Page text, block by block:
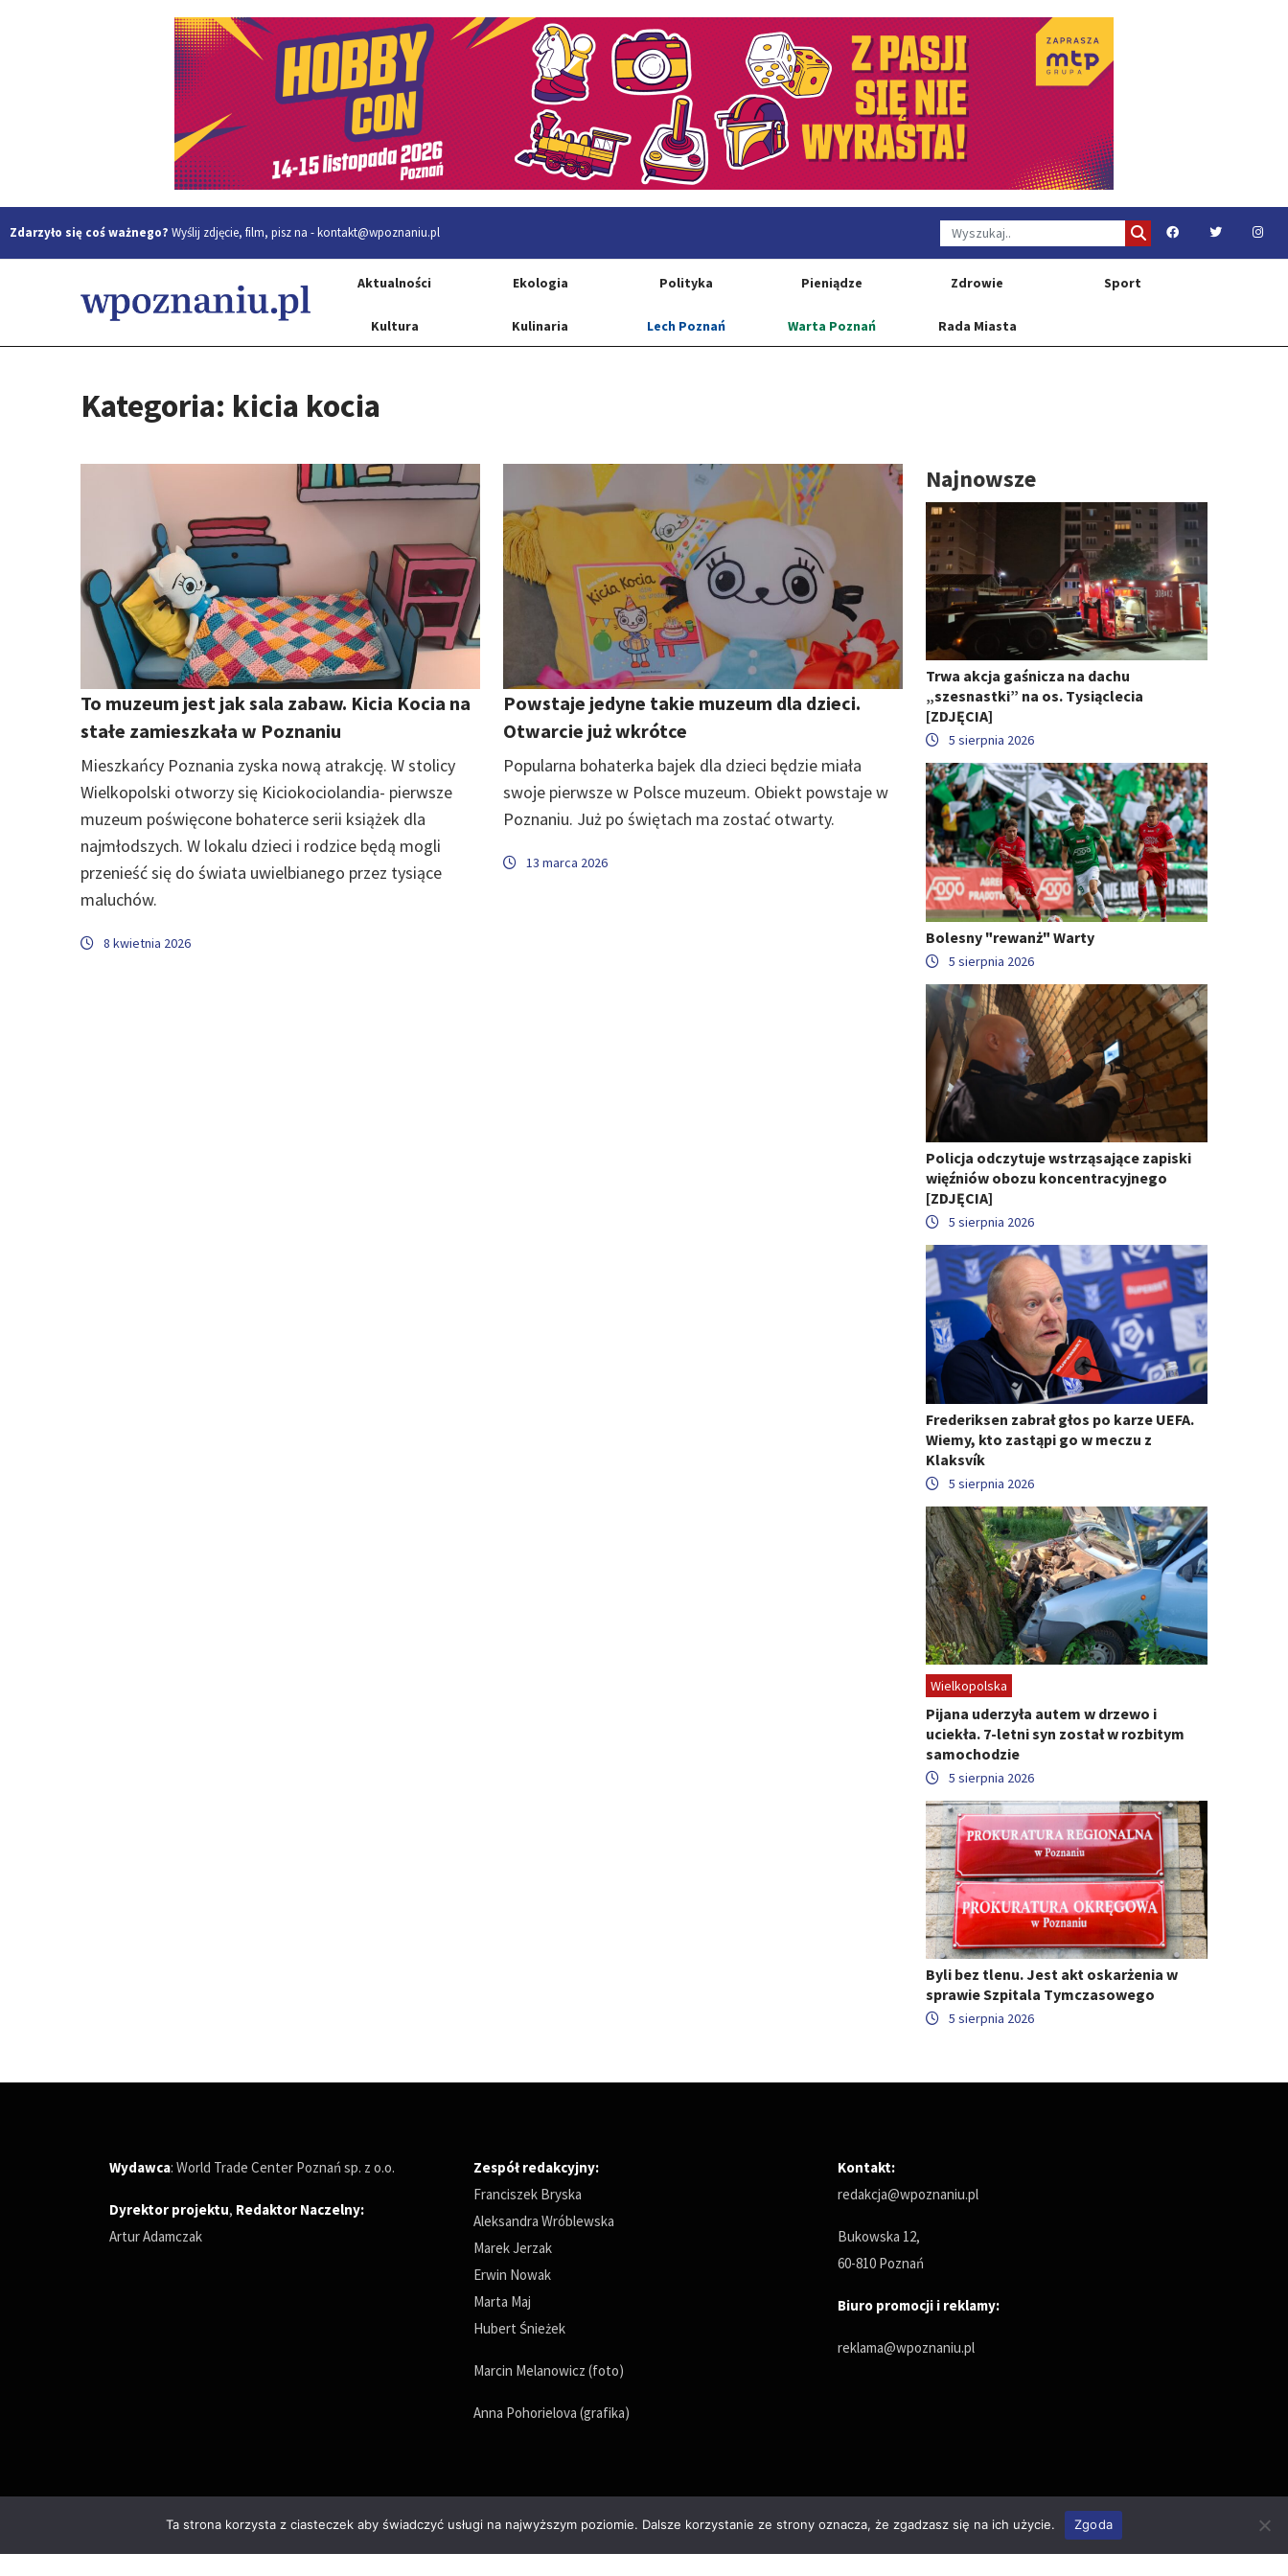
Zdarzyło się coś ważnego? Wyślij zdjęcie, film, pisz na -kontakt@wpoznaniu.pl
Aktualności Ekologia Polityka Pieniądze Zdrowie Sport
Kultura Kulinaria Lech Poznań Warta Poznań Rada Miasta
Kategoria: kicia kocia
To muzeum jest jak sala zabaw. Kicia Kocia na
stałe zamieszkała w Poznaniu
Mieszkańcy Poznania zyska nową atrakcję. W stolicy
Wielkopolski otworzy się Kiciokociolandia- pierwsze
muzeum poświęcone bohaterce serii książek dla
najmłodszych. W lokalu dzieci i rodzice będą mogli
przenieść się do świata uwielbianego przez tysiące
maluchów.
8 kwietnia 2026
Powstaje jedyne takie muzeum dla dzieci.
Otwarcie już wkrótce
Popularna bohaterka bajek dla dzieci będzie miała
swoje pierwsze w Polsce muzeum. Obiekt powstaje w
Poznaniu. Już po świętach ma zostać otwarty.
13 marca 2026
Najnowsze
Trwa akcja gaśnicza na dachu
„szesnastki” na os. Tysiąclecia
[ZDJĘCIA]
5 sierpnia 2026
Bolesny "rewanż" Warty
5 sierpnia 2026
Policja odczytuje wstrząsające zapiski
więźniów obozu koncentracyjnego
[ZDJĘCIA]
5 sierpnia 2026
Frederiksen zabrał głos po karze UEFA.
Wiemy, kto zastąpi go w meczu z
Klaksvík
5 sierpnia 2026
Wielkopolska
Pijana uderzyła autem w drzewo i
uciekła. 7-letni syn został w rozbitym
samochodzie
5 sierpnia 2026
Byli bez tlenu. Jest akt oskarżenia w
sprawie Szpitala Tymczasowego
5 sierpnia 2026
Wydawca: World Trade Center Poznań sp. z o.o.
Dyrektor projektu, Redaktor Naczelny:
Artur Adamczak
Zespół redakcyjny:
Franciszek Bryska
Aleksandra Wróblewska
Marek Jerzak
Erwin Nowak
Marta Maj
Hubert Śnieżek
Marcin Melanowicz (foto)
Anna Pohorielova (grafika)
Kontakt:
redakcja@wpoznaniu.pl
Bukowska 12,
60-810 Poznań
Biuro promocji i reklamy:
reklama@wpoznaniu.pl
Ta strona korzysta z ciasteczek aby świadczyć usługi na najwyższym poziomie. Dalsze korzystanie ze strony oznacza, że zgadzasz się na ich użycie. Zgoda